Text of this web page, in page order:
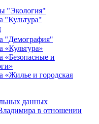
"Экология"
"Культура"
"Демография"
«Культура»
«Безопасные и
«Жилье и городская
данных
в отношении